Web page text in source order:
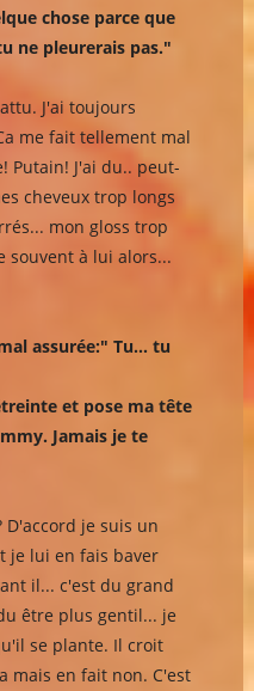
chose parce que
ne pleurerais pas."
J'ai toujours
me fait tellement mal
Putain! J'ai du.. peut-
cheveux trop longs
mon gloss trop
souvent à lui alors...
assurée:" Tu... tu
et pose ma tête
Jamais je te
D'accord je suis un
je lui en fais baver
il... c'est du grand
être plus gentil... je
se plante. Il croit
mais en fait non. C'est